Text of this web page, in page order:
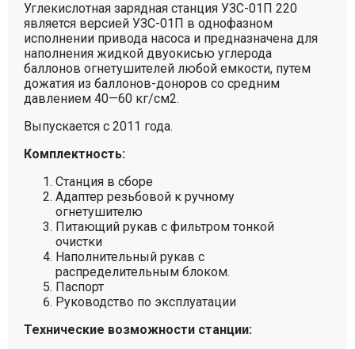
Углекислотная зарядная станция УЗС-01П 220
является версией УЗС-01П в однофазном
исполнении привода насоса и предназначена для
наполнения жидкой двуокисью углерода
баллонов огнетушителей любой емкости, путем
дожатия из баллонов-доноров со средним
давлением 40—60 кг/см2.
Выпускается с 2011 года.
Комплектность:
Станция в сборе
Адаптер резьбовой к ручному
огнетушителю
Питающий рукав с фильтром тонкой
очистки
Наполнительный рукав с
распределительным блоком.
Паспорт
Руководство по эксплуатации
Технические возможности станции: